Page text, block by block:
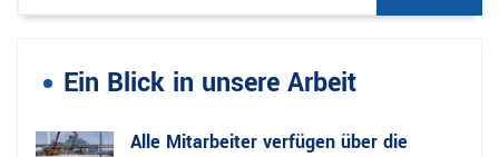
Ein Blick in unsere Arbeit
Alle Mitarbeiter verfügen über die